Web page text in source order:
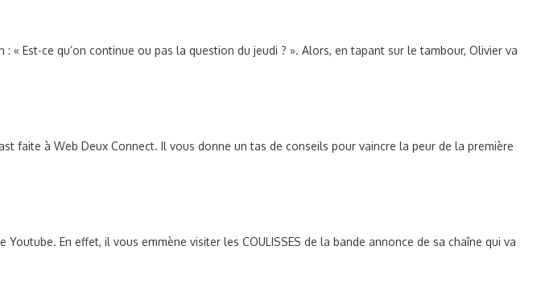
Est-ce qu’on continue ou pas la question du jeudi ? ». Alors, en tapant sur le tambour, Olivier va
faite à Web Deux Connect. Il vous donne un tas de conseils pour vaincre la peur de la première
En effet, il vous emmène visiter les COULISSES de la bande annonce de sa chaîne qui va